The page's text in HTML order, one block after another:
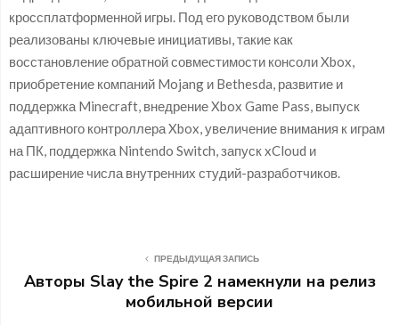
кроссплатформенной игры. Под его руководством были
реализованы ключевые инициативы, такие как
восстановление обратной совместимости консоли Xbox,
приобретение компаний Mojang и Bethesda, развитие и
поддержка Minecraft, внедрение Xbox Game Pass, выпуск
адаптивного контроллера Xbox, увеличение внимания к играм
на ПК, поддержка Nintendo Switch, запуск xCloud и
расширение числа внутренних студий-разработчиков.
ПРЕДЫДУЩАЯ ЗАПИСЬ
Авторы Slay the Spire 2 намекнули на релиз
мобильной версии